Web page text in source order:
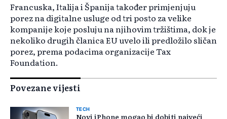
Francuska, Italija i Španija također primjenjuju
porez na digitalne usluge od tri posto za velike
kompanije koje posluju na njihovim tržištima, dok je
nekoliko drugih članica EU uvelo ili predložilo sličan
porez, prema podacima organizacije Tax
Foundation.
Povezane vijesti
TECH
Novi iPhone mogao bi dobiti najveći